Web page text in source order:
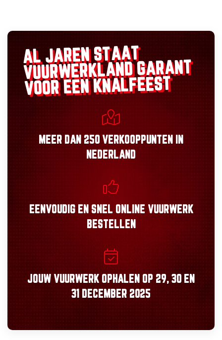
AL JAREN STAAT
VUURWERKLANDGARANT
VOOR EEN KNALFEEST
MEER DAN 250 VERKOOPPUNTEN
IN
NEDERLAND
EENVOUDIGEN SNEL ONLINE VUURWERK
BESTELLEN
JOUW VUURWERK OPHALEN OP 29, 30 EN
31 DECEMBER 2025